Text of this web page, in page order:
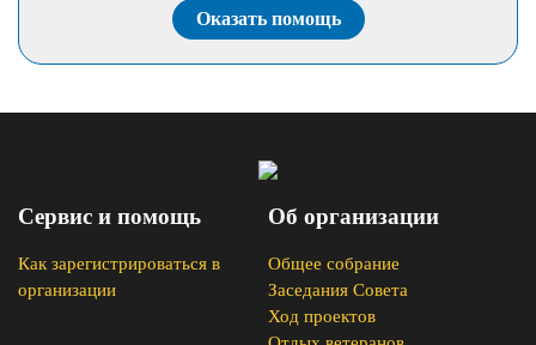
Оказать помощь
Сервис и помощь
Как зарегистрироваться в
организации
Об организации
Общее собрание
Заседания Совета
Ход проектов